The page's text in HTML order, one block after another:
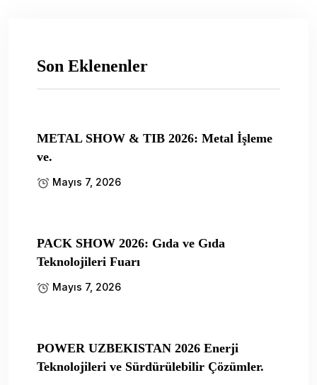
Son Eklenenler
METAL SHOW & TIB 2026: Metal İşleme
ve.
Mayıs 7, 2026
PACK SHOW 2026: Gıda ve Gıda
Teknolojileri Fuarı
Mayıs 7, 2026
POWER UZBEKISTAN 2026 Enerji
Teknolojileri ve Sürdürülebilir Çözümler.